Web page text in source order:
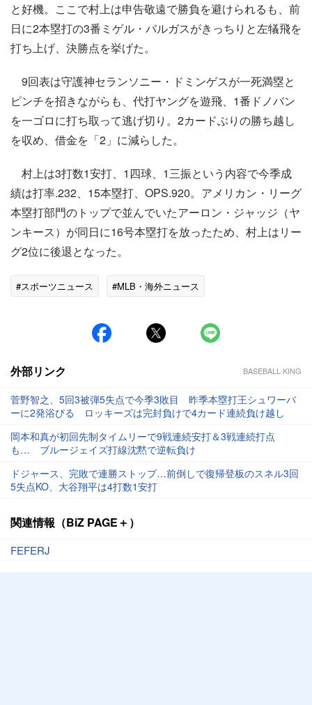
と好機。ここで村上は申告敬遠で勝負を避けられるも、前
日に2本塁打の3番ミゲル・バルガスがきっちりと左犠飛を
打ち上げ、決勝点を挙げた。
9回表は守護神セランソニー・ドミンゲスが一死満塁と
ピンチを招きながらも、代打ヤングを遊飛、1番ドノバン
を一ゴロに打ち取って逃げ切り。2カードぶりの勝ち越し
を収め、借金を「2」に減らした。
村上は3打数1安打、1四球、1三振という内容で今季成
績は打率.232、15本塁打、OPS.920。アメリカン・リーグ
本塁打部門のトップで並んでいたアーロン・ジャッジ（ヤ
ンキース）が同日に16号本塁打を放ったため、村上はリー
グ2位に後退となった。
#スポーツニュース #MLB・海外ニュース
外部リンク BASEBALL KING
菅野智之、5回3被弾5失点で今季3敗目 昨季本塁打王シュワーバ
ーに2発浴びる ロッキーズは完封負けで4カード連続負け越し
岡本和真が初回先制タイムリーで9戦連続安打＆3戦連続打点
も… ブルージェイズ打線沈黙で逆転負け
ドジャース、完敗で連勝ストップ…前倒しで復帰登板のスネル3回
5失点KO、大谷翔平は4打数1安打
関連情報（BiZ PAGE＋）
FEFERJ